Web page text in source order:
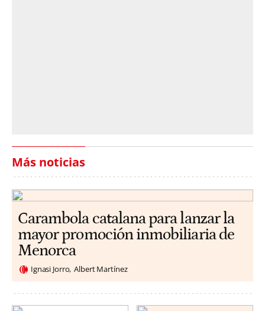
Más noticias
Carambola catalana para lanzar la
mayor promoción inmobiliaria de
Menorca
Ignasi Jorro Albert Martínez